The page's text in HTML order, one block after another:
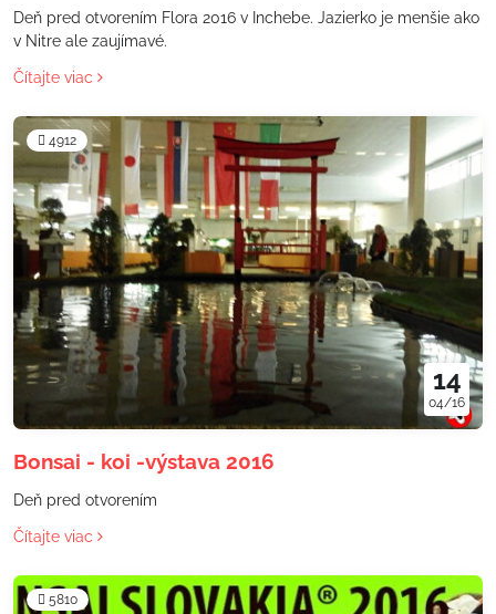
Deň pred otvorením Flora 2016 v Inchebe. Jazierko je menšie ako
v Nitre ale zaujímavé.
Čítajte viac
4912
14
04/16
Bonsai - koi -výstava 2016
Deň pred otvorením
Čítajte viac
5810